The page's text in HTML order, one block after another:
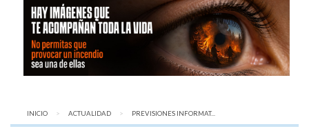
INICIO ACTUALIDAD AQUÍ:
PREVISIONES INFORMAT...